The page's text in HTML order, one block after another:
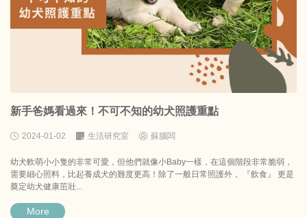
新手爸媽看過來！不可不知的幼犬照護重點
2024-01-02 生活研究室 蘇腦闆
幼犬軟萌小小隻的非常可愛，但他們就像小Baby一樣，在這個階段非常脆弱，
需要細心照料，比起養成犬的難度更高！除了一般日常照護外， 『飲食』 更是
奠定幼犬健康茁壯...
More